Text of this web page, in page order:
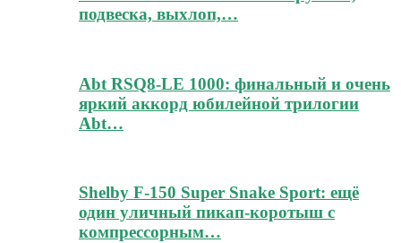
подвеска, выхлоп,…
Abt RSQ8-LE 1000: финальный и очень
яркий аккорд юбилейной трилогии
Abt…
Shelby F-150 Super Snake Sport: ещё
один уличный пикап-коротыш с
компрессорным…